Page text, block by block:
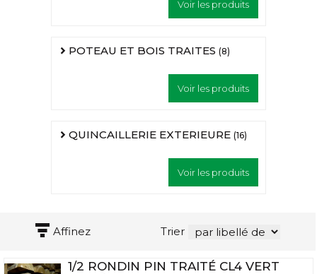
Voir les produits
POTEAU ET BOIS TRAITES (8)
Voir les produits
QUINCAILLERIE EXTERIEURE (16)
Voir les produits
Affinez Trier
1/2 RONDIN PIN TRAITÉ CL4 VERT